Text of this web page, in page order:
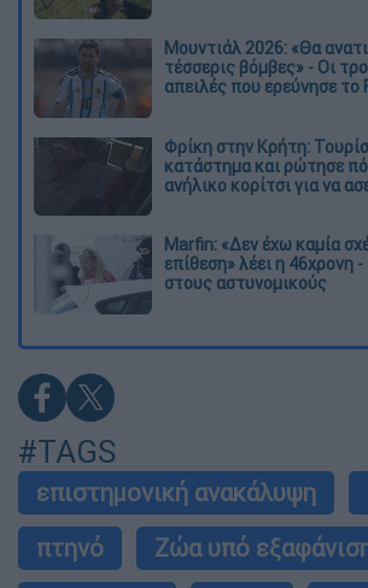
Μουντιάλ 2026: «Θα
τέσσερις βόμβες» - Οι
απειλές που ερεύνησε το
Φρίκη στην Κρήτη:
κατάστημα και ρώτησε
ανήλικο κορίτσι για να
Marfin: «Δεν έχω καμία
επίθεση» λέει η 46χρονη
στους αστυνομικούς
#TAGS
επιστημονική ανακάλυψη
πτηνό
Ζώα υπό